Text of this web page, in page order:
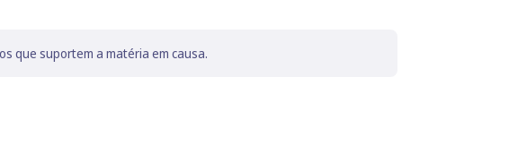
que suportem a matéria em causa.